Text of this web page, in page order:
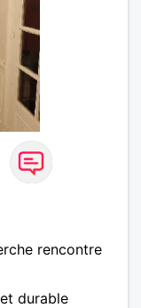
rencontre
durable